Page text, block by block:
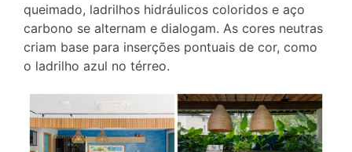
queimado, ladrilhos hidráulicos coloridos e aço
carbono se alternam e dialogam. As cores neutras
criam base para inserções pontuais de cor, como
o ladrilho azul no térreo.